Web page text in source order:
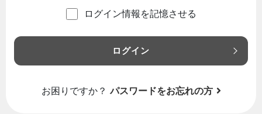
ログイン情報を記憶させる
ログイン
お困りですか？ パスワードをお忘れの方